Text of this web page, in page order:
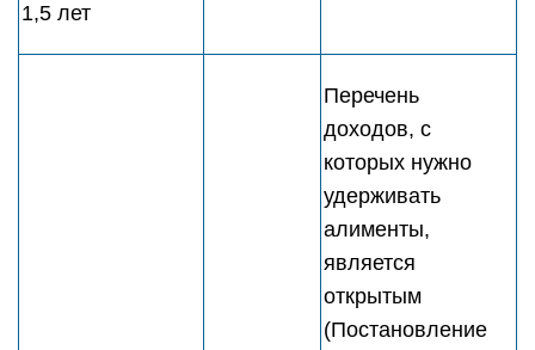
1,5 лет
Перечень
доходов, с
которых нужно
удерживать
алименты,
является
открытым
(Постановление